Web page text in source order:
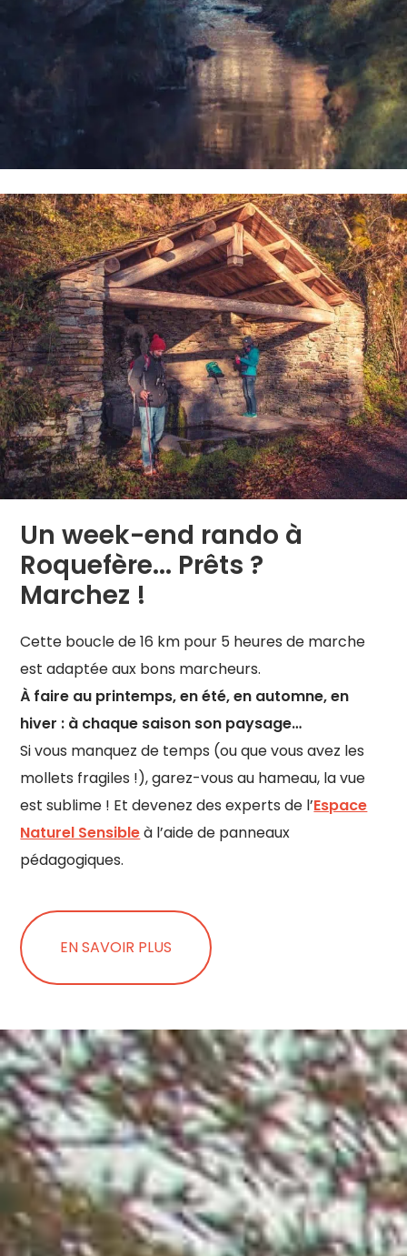
Un week-end rando à
Roquefère... Prêts ?
Marchez !
Cette boucle de 16 km pour 5 heures de marche
est adaptée aux bons marcheurs.
À faire au printemps, en été, en automne, en
hiver : à chaque saison son paysage…
Si vous manquez de temps (ou que vous avez les
mollets fragiles !), garez-vous au hameau, la vue
est sublime ! Et devenez des experts de l’Espace
Naturel Sensibleà l’aide de panneaux
pédagogiques.
EN SAVOIR PLUS